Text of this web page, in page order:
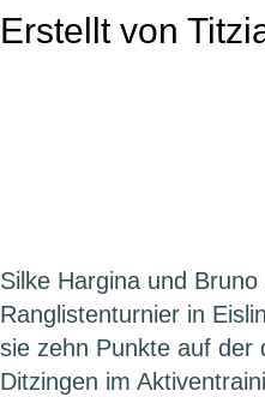
Erstellt von
Silke Hargina und
Ranglistenturnier in
sie zehn Punkte auf der
Ditzingen im